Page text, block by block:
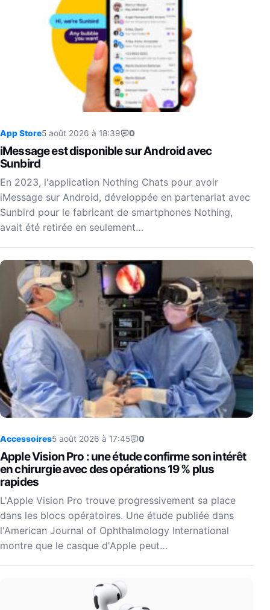
App Store5 août 2026 à 18:39 0
iMessage est disponible sur Android avec
Sunbird
En 2023, l'application Nothing Chats pour avoir
iMessage sur Android, développée en partenariat avec
Sunbird pour le fabricant de smartphones Nothing,
avait été retirée en seulement…
Accessoires5 août 2026 à 17:45 0
Apple Vision Pro : une étude confirme son intérêt
en chirurgie avec des opérations 19 % plus
rapides
L'Apple Vision Pro trouve progressivement sa place
dans les blocs opératoires. Une étude publiée dans
l'American Journal of Ophthalmology International
montre que le casque d'Apple peut…